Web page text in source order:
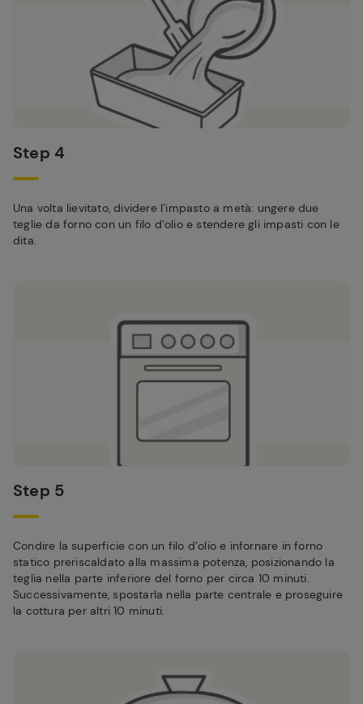
Step 4
Una volta lievitato, dividere l’impasto a metà: ungere due
teglie da forno con un filo d’olio e stendere gli impasti con le
dita.
Step 5
Condire la superficie con un filo d’olio e infornare in forno
statico preriscaldato alla massima potenza, posizionando la
teglia nella parte inferiore del forno per circa 10 minuti.
Successivamente, spostarla nella parte centrale e proseguire
la cottura per altri 10 minuti.